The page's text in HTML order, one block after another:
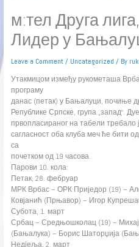
м:тел Друга
Лидер у
Leave a Comment / Uncategorized / By
Утакмицом између рукометаша
програму
данас (петак) у Бањалуци, почиње
Републике Српске, група „запад“.
првопласираног на табели требало
сагласност оба клуба меч ће бити
са
почетком од 19 часова.
Парови 10. кола:
Петак, 28. фебруар
МРК Врбас – ОРК Приједор (19) –
Ковјанић (Прњавор) – Игор
Субота, 1. март
Србац – Средњошколац (19) –
(Бањалука) – Борис Шаторџија
Недјеља, 2. март